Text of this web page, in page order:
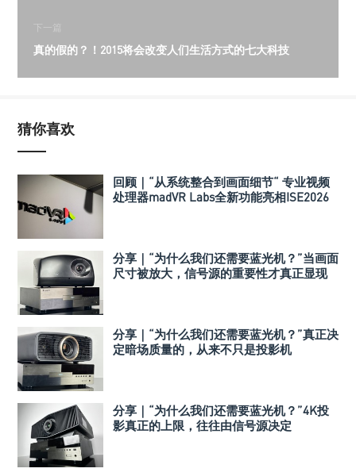
下一篇
真的假的？！2015将会改变人们生活方式的七大科技
猜你喜欢
回顾｜“从系统整合到画面细节“ 专业视频
处理器madVR Labs全新功能亮相ISE2026
分享｜“为什么我们还需要蓝光机？”当画面
尺寸被放大，信号源的重要性才真正显现
分享｜“为什么我们还需要蓝光机？”真正决
定暗场质量的，从来不只是投影机
分享｜“为什么我们还需要蓝光机？”4K投
影真正的上限，往往由信号源决定